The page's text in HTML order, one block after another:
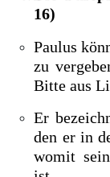
16)
Paulus
zu
Bitte aus
Er
den er in
womit